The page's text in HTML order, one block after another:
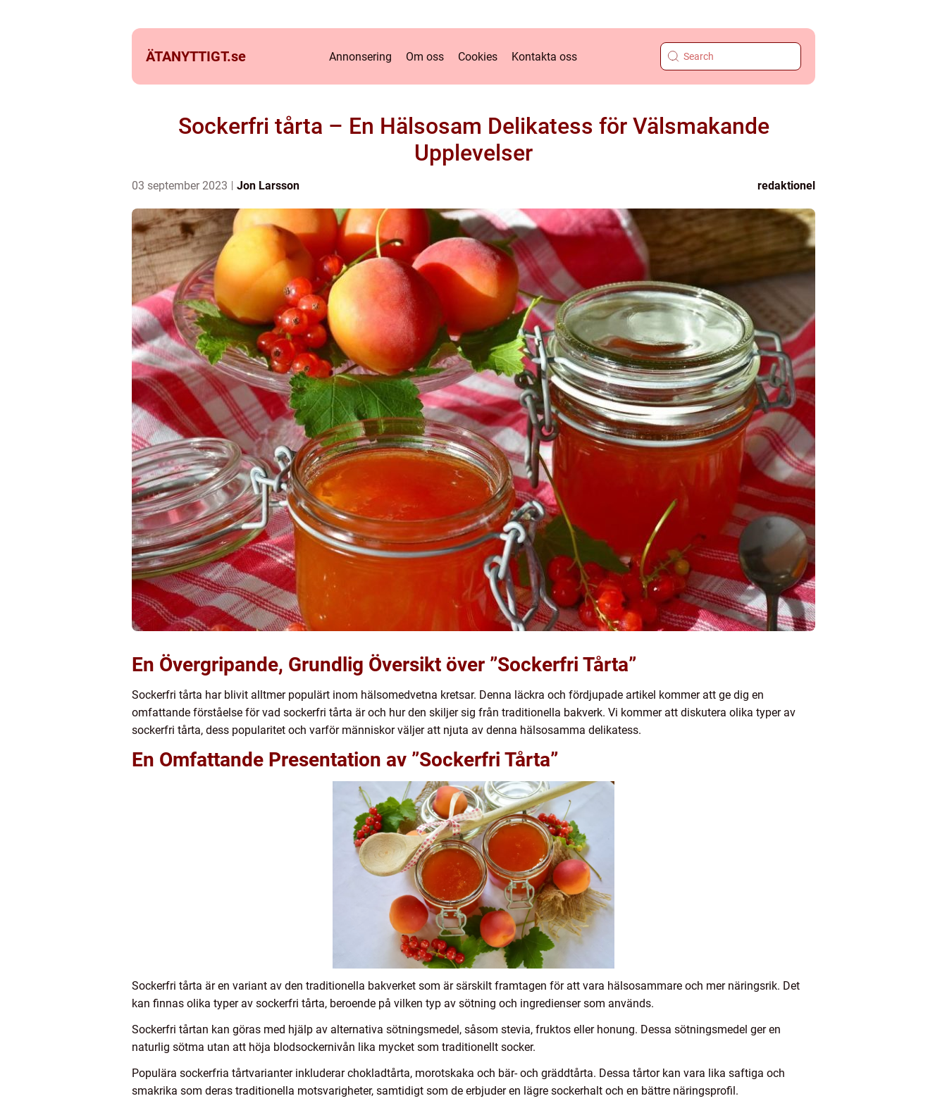
ÄTANYTTIGT.se Annonsering Om oss Cookies Kontakta oss
Sockerfri tårta – En Hälsosam Delikatess för Välsmakande
Upplevelser
03 september 2023 Jon Larsson redaktionel
En Övergripande, Grundlig Översikt över ”Sockerfri Tårta”
Sockerfri tårta har blivit alltmer populärt inom hälsomedvetna kretsar. Denna läckra och fördjupade artikel kommer att ge dig en
omfattande förståelse för vad sockerfri tårta är och hur den skiljer sig från traditionella bakverk. Vi kommer att diskutera olika typer av
sockerfri tårta, dess popularitet och varför människor väljer att njuta av denna hälsosamma delikatess.
En Omfattande Presentation av ”Sockerfri Tårta”
Sockerfri tårta är en variant av den traditionella bakverket som är särskilt framtagen för att vara hälsosammare och mer näringsrik. Det
kan finnas olika typer av sockerfri tårta, beroende på vilken typ av sötning och ingredienser som används.
Sockerfri tårtan kan göras med hjälp av alternativa sötningsmedel, såsom stevia, fruktos eller honung. Dessa sötningsmedel ger en
naturlig sötma utan att höja blodsockernivån lika mycket som traditionellt socker.
Populära sockerfria tårtvarianter inkluderar chokladtårta, morotskaka och bär- och gräddtårta. Dessa tårtor kan vara lika saftiga och
smakrika som deras traditionella motsvarigheter, samtidigt som de erbjuder en lägre sockerhalt och en bättre näringsprofil.